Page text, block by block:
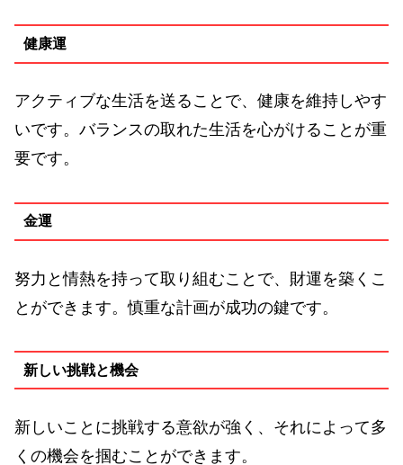
健康運
アクティブな生活を送ることで、健康を維持しやす
いです。バランスの取れた生活を心がけることが重
要です。
金運
努力と情熱を持って取り組むことで、財運を築くこ
とができます。慎重な計画が成功の鍵です。
新しい挑戦と機会
新しいことに挑戦する意欲が強く、それによって多
くの機会を掴むことができます。